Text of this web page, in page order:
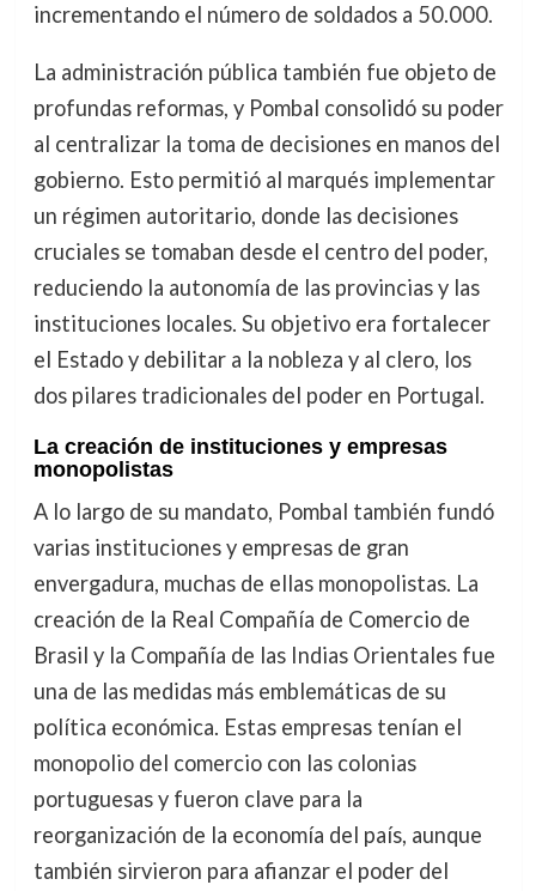
incrementando el número de soldados a 50.000.
La administración pública también fue objeto de
profundas reformas, y Pombal consolidó su poder
al centralizar la toma de decisiones en manos del
gobierno. Esto permitió al marqués implementar
un régimen autoritario, donde las decisiones
cruciales se tomaban desde el centro del poder,
reduciendo la autonomía de las provincias y las
instituciones locales. Su objetivo era fortalecer
el Estado y debilitar a la nobleza y al clero, los
dos pilares tradicionales del poder en Portugal.
La creación de instituciones y empresas
monopolistas
A lo largo de su mandato, Pombal también fundó
varias instituciones y empresas de gran
envergadura, muchas de ellas monopolistas. La
creación de la Real Compañía de Comercio de
Brasil y la Compañía de las Indias Orientales fue
una de las medidas más emblemáticas de su
política económica. Estas empresas tenían el
monopolio del comercio con las colonias
portuguesas y fueron clave para la
reorganización de la economía del país, aunque
también sirvieron para afianzar el poder del